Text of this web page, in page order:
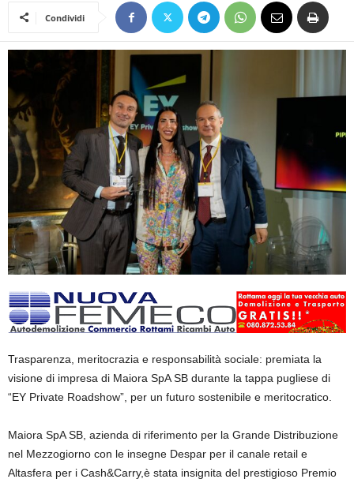
Condividi
Trasparenza, meritocrazia e responsabilità sociale: premiata la
visione di impresa di Maiora SpA SB durante la tappa pugliese di
“EY Private Roadshow”, per un futuro sostenibile e meritocratico.
Maiora SpA SB, azienda di riferimento per la Grande Distribuzione
nel Mezzogiorno con le insegne Despar per il canale retail e
Altasfera per i Cash&Carry,è stata insignita del prestigioso Premio